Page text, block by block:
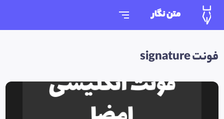
متن نگار
فونت signature